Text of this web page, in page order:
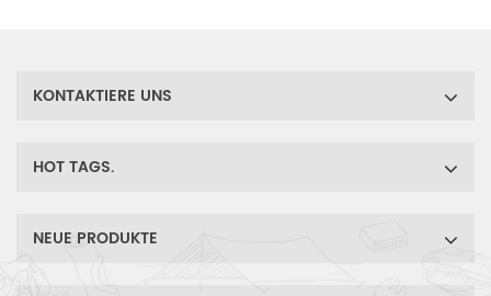
KONTAKTIERE UNS
HOT TAGS.
NEUE PRODUKTE